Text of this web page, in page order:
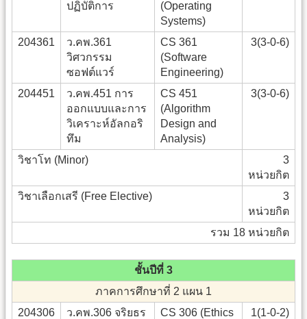
ปฏิบัติการ
(Operating
Systems)
204361
ว.คพ.361
วิศวกรรม
ซอฟต์แวร์
CS 361
(Software
Engineering)
3(3-0-6)
204451
ว.คพ.451 การ
ออกแบบและการ
วิเคราะห์อัลกอริ
ทึม
CS 451
(Algorithm
Design and
Analysis)
3(3-0-6)
วิชาโท (Minor)
3
หน่วยกิต
วิชาเลือกเสรี (Free Elective)
3
หน่วยกิต
รวม 18 หน่วยกิต
ชั้นปีที่ 3
ภาคการศึกษาที่ 2 แผน 1
204306
ว.คพ.306 จริยธร
CS 306 (Ethics
1(1-0-2)